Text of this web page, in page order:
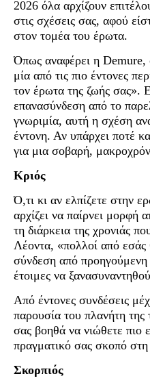
2026 όλα αρχίζουν
στις σχέσεις σας, αφού
στον τομέα του έρωτα.
Όπως αναφέρει η Demure,
μία από τις πιο έντονες
τον έρωτα της ζωής σας».
επανασύνδεση από το
γνωριμία, αυτή η σχέση
έντονη. Αν υπάρχει ποτέ
για μια σοβαρή,
Κριός
Ό,τι κι αν ελπίζετε στην
αρχίζει να παίρνει μορφή
τη διάρκεια της χρονιάς
Λέοντα, «πολλοί από εσάς
σύνδεση από προηγούμενη
έτοιμες να
Από έντονες συνδέσεις
παρουσία του πλανήτη
σας βοηθά να νιώθετε πιο
πραγματικό σας σκοπό
Σκορπιός